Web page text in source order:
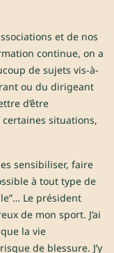
et de nos
continue, on a
de sujets vis-à-
ou du dirigeant
d’être
situations,
sensibiliser, faire
à tout type de
Le président
de mon sport. J’ai
la vie
de blessure. J’y